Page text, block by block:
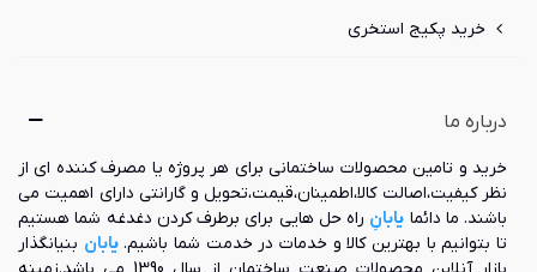
خرید پکیج استخری
درباره ما
خرید و تامین محصولات ساختمانی برای هر پروژه یا مصرف کننده ای از
نظر کیفیت،اصالت کالا،اطمینان،قیمت،تحویل و گارانتی دارای اهمیت می
باشند. ما دائما یابانِ راه حل هایی برای برطرف کردن دغدغه شما هستیم
تا بتوانیم با بهترین کالا و خدمات در خدمت شما باشیم.یابان بنیانگذار